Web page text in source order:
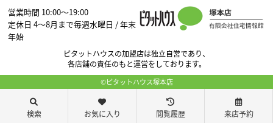
営業時間 10:00～19:00
定休日 4～8月まで毎週水曜日 / 年末
年始
ピタットハウスの加盟店は独立自営であり、
各店舗の責任のもと運営をしております。
©ピタットハウス塚本店
検索 お気に入り 閲覧履歴 来店予約